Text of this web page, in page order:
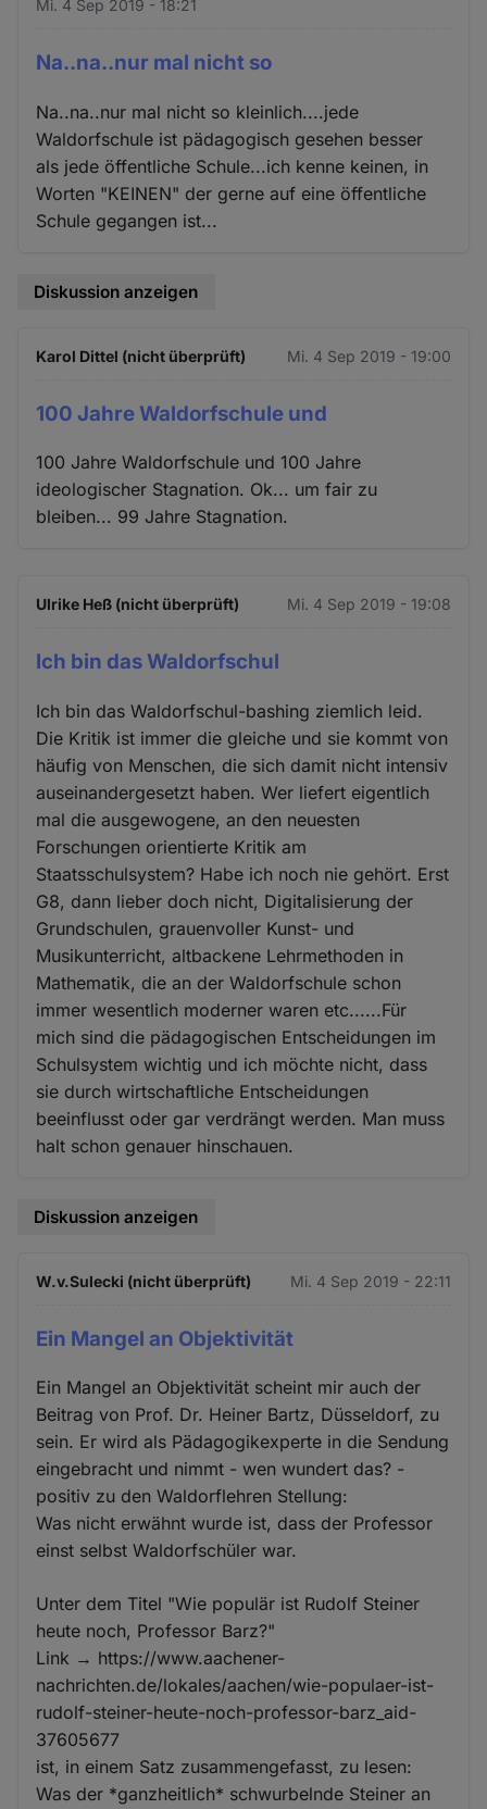
Mi. 4 Sep 2019 - 18:21
Na..na..nur mal nicht so
Na..na..nur mal nicht so kleinlich....jede
Waldorfschule ist pädagogisch gesehen besser
als jede öffentliche Schule...ich kenne keinen, in
Worten "KEINEN" der gerne auf eine öffentliche
Schule gegangen ist...
Diskussion anzeigen
Karol Dittel (nicht überprüft) Mi. 4 Sep 2019 - 19:00
100 Jahre Waldorfschule und
100 Jahre Waldorfschule und 100 Jahre
ideologischer Stagnation. Ok... um fair zu
bleiben... 99 Jahre Stagnation.
Ulrike Heß (nicht überprüft) Mi. 4 Sep 2019 - 19:08
Ich bin das Waldorfschul
Ich bin das Waldorfschul-bashing ziemlich leid.
Die Kritik ist immer die gleiche und sie kommt von
häufig von Menschen, die sich damit nicht intensiv
auseinandergesetzt haben. Wer liefert eigentlich
mal die ausgewogene, an den neuesten
Forschungen orientierte Kritik am
Staatsschulsystem? Habe ich noch nie gehört. Erst
G8, dann lieber doch nicht, Digitalisierung der
Grundschulen, grauenvoller Kunst- und
Musikunterricht, altbackene Lehrmethoden in
Mathematik, die an der Waldorfschule schon
immer wesentlich moderner waren etc......Für
mich sind die pädagogischen Entscheidungen im
Schulsystem wichtig und ich möchte nicht, dass
sie durch wirtschaftliche Entscheidungen
beeinflusst oder gar verdrängt werden. Man muss
halt schon genauer hinschauen.
Diskussion anzeigen
W.v.Sulecki (nicht überprüft) Mi. 4 Sep 2019 - 22:11
Ein Mangel an Objektivität
Ein Mangel an Objektivität scheint mir auch der
Beitrag von Prof. Dr. Heiner Bartz, Düsseldorf, zu
sein. Er wird als Pädagogikexperte in die Sendung
eingebracht und nimmt - wen wundert das? -
positiv zu den Waldorflehren Stellung:
Was nicht erwähnt wurde ist, dass der Professor
einst selbst Waldorfschüler war.
Unter dem Titel "Wie populär ist Rudolf Steiner
heute noch, Professor Barz?"
Link → https://www.aachener-
nachrichten.de/lokales/aachen/wie-populaer-ist-
rudolf-steiner-heute-noch-professor-barz_aid-
37605677
ist, in einem Satz zusammengefasst, zu lesen:
Was der *ganzheitlich* schwurbelnde Steiner an